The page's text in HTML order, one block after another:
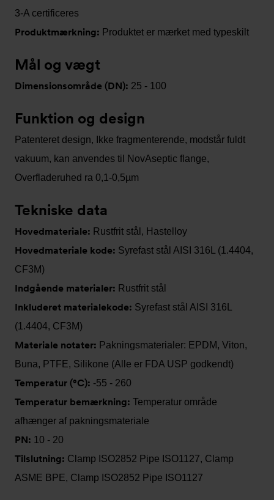
3-A certificeres
Produktmærkning: Produktet er mærket med typeskilt
Mål og vægt
Dimensionsområde (DN): 25 - 100
Funktion og design
Patenteret design, Ikke fragmenterende, modstår fuldt
vakuum, kan anvendes til NovAseptic flange,
Overfladeruhed ra 0,1-0,5µm
Tekniske data
Hovedmateriale: Rustfrit stål, Hastelloy
Hovedmateriale kode: Syrefast stål AISI 316L (1.4404,
CF3M)
Indgående materialer: Rustfrit stål
Inkluderet materialekode: Syrefast stål AISI 316L
(1.4404, CF3M)
Materiale notater: Pakningsmaterialer: EPDM, Viton,
Buna, PTFE, Silikone (Alle er FDA USP godkendt)
Temperatur (°C): -55 - 260
Temperatur bemærkning: Temperatur område
afhænger af pakningsmateriale
PN: 10 - 20
Tilslutning: Clamp ISO2852 Pipe ISO1127, Clamp
ASME BPE, Clamp ISO2852 Pipe ISO1127